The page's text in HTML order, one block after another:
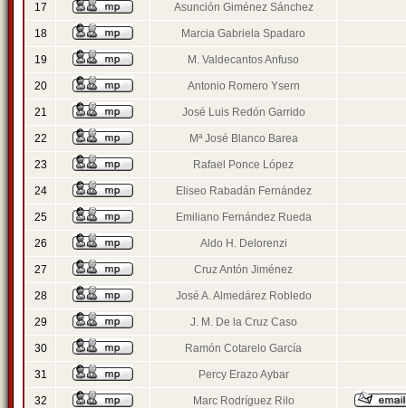
17 Asunción Giménez Sánchez
18 Marcia Gabriela Spadaro
19 M. Valdecantos Anfuso
20 Antonio Romero Ysern
21 José Luis Redón Garrido
22 Mª José Blanco Barea
23 Rafael Ponce López
24 Eliseo Rabadán Fernández
25 Emiliano Fernández Rueda
26 Aldo H. Delorenzi
27 Cruz Antón Jiménez
28 José A. Almedárez Robledo
29 J. M. De la Cruz Caso
30 Ramón Cotarelo García
31 Percy Erazo Aybar
32 Marc Rodríguez Rilo